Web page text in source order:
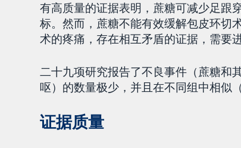
有高质量的证据表明，蔗糖可减少足跟
标。然而，蔗糖不能有效缓解包皮环切
术的疼痛，存在相互矛盾的证据，需要
二十九项研究报告了不良事件（蔗糖和
呕）的数量极少，并且在不同组中相似
证据质量